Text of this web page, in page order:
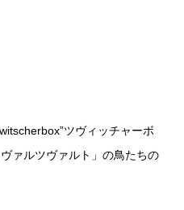
ツヴィッチャーボ
ァルツヴァルト」の鳥たちの